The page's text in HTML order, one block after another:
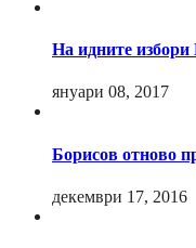
На идните
януари 08, 2017
Борисов отново
декември 17, 2016